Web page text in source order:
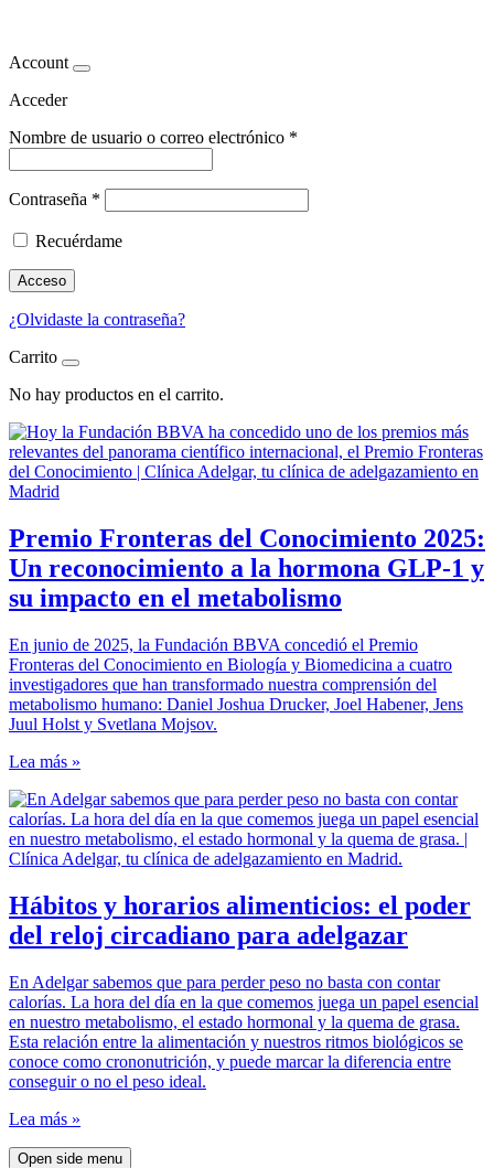
Account
Acceder
Nombre de usuario o correo electrónico *
Contraseña *
Recuérdame
Acceso
¿Olvidaste la contraseña?
Carrito
No hay productos en el carrito.
Premio Fronteras del Conocimiento 2025:
Un reconocimiento a la hormona GLP-1 y
su impacto en el metabolismo
En junio de 2025, la Fundación BBVA concedió el Premio
Fronteras del Conocimiento en Biología y Biomedicina a cuatro
investigadores que han transformado nuestra comprensión del
metabolismo humano: Daniel Joshua Drucker, Joel Habener, Jens
Juul Holst y Svetlana Mojsov.
Lea más »
Hábitos y horarios alimenticios: el poder
del reloj circadiano para adelgazar
En Adelgar sabemos que para perder peso no basta con contar
calorías. La hora del día en la que comemos juega un papel esencial
en nuestro metabolismo, el estado hormonal y la quema de grasa.
Esta relación entre la alimentación y nuestros ritmos biológicos se
conoce como crononutrición, y puede marcar la diferencia entre
conseguir o no el peso ideal.
Lea más »
Open side menu